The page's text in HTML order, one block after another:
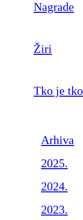
Nagrade
Žiri
Tko je tko
Arhiva
2025.
2024.
2023.